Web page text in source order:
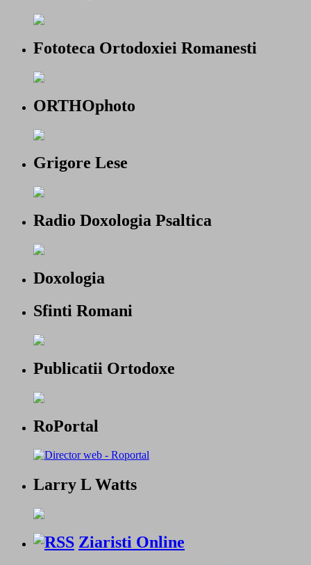
Fototeca Ortodoxiei Romanesti
ORTHOphoto
Grigore Lese
Radio Doxologia Psaltica
Doxologia
Sfinti Romani
Publicatii Ortodoxe
RoPortal
Larry L Watts
Ziaristi Online